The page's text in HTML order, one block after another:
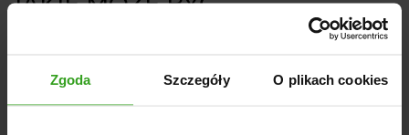
Zgoda Szczegóły O plikach cookies
ZASTOSOWANIE KOSIARKI ATV
Idealna do pielęgnacji dużych, równych powierzchni
trawiastych, zapewniając równomierne koszenie i